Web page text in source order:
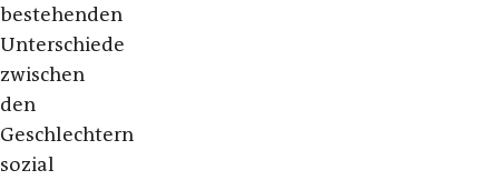
bestehenden
Unterschiede
zwischen
den
Geschlechtern
sozial